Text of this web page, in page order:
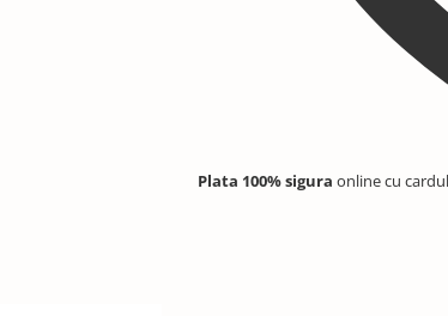
Plata 100% sigura online cu cardul